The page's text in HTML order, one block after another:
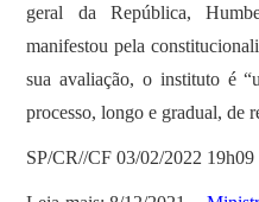
geral da República,
manifestou pela
sua avaliação, o instituto é
processo, longo e gradual, de
SP/CR//CF 03/02/2022 19h09